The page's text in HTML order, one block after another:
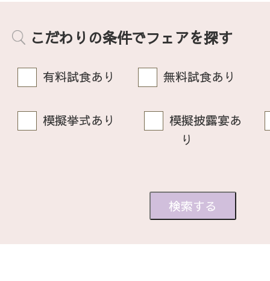
こだわりの条件でフェアを探す
有料試食あり 無料試食あり
模擬挙式あり
模擬披露宴あ
り